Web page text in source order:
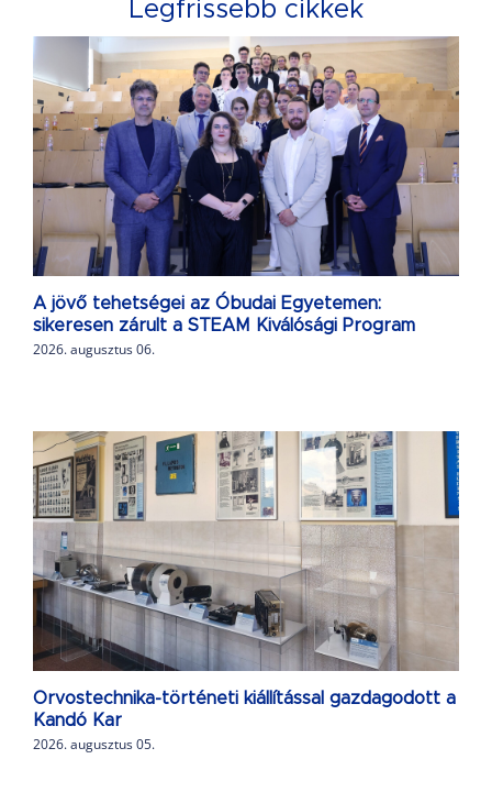
Legfrissebb cikkek
A jövő tehetségei az Óbudai Egyetemen:
sikeresen zárult a STEAM Kiválósági Program
2026. augusztus 06.
Orvostechnika-történeti kiállítással gazdagodott a
Kandó Kar
2026. augusztus 05.